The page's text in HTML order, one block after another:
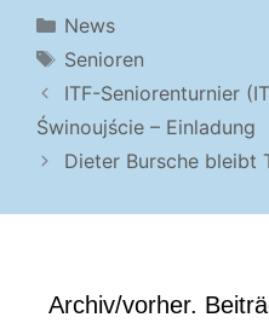
Kategorien
News
Schlagwörter
Senioren
ITF-Seniorenturnier
Świnoujście – Einladung
Dieter Bursche bleibt
Archiv/vorher.